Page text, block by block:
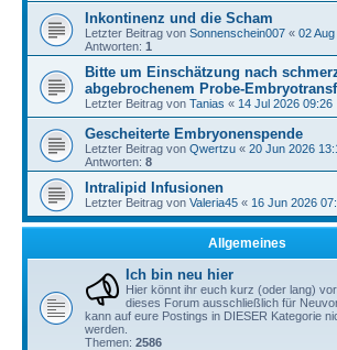
Inkontinenz und die Scham
Letzter Beitrag von Sonnenschein007 « 02
Antworten: 1
Bitte um Einschätzung nach
abgebrochenem Probe-
Letzter Beitrag von Tanias « 14 Jul 2026 09:26
Gescheiterte Embryonenspende
Letzter Beitrag von Qwertzu « 20 Jun 2026
Antworten: 8
Intralipid Infusionen
Letzter Beitrag von Valeria45 « 16 Jun 2026
Allgemeines
Ich bin neu hier
Hier könnt ihr euch kurz (oder lang)
dieses Forum ausschließlich für
kann auf eure Postings in DIESER Kategorie
werden.
Themen: 2586